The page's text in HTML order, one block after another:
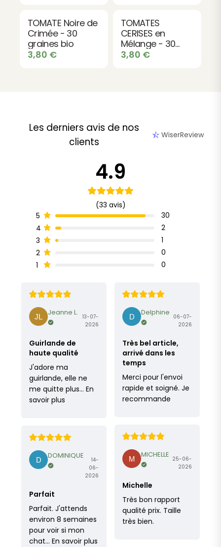
TOMATE Noire de
Crimée - 30
graines bio
3,80 €
TOMATES
CERISES en
Mélange - 30
graines bio
3,80 €
Les derniers avis de nos
clients
WiserReview
4.9
(33 avis)
5
30
4
2
3
1
2
0
1
0
Jeanne L.
13-07-
2026
Guirlande de
haute qualité
J'adore ma
guirlande, elle ne
me quitte plus… En
savoir plus
Delphine 06-07-
2026
Très bel article,
arrivé dans les
temps
Merci pour l'envoi
rapide et soigné. Je
recommande
MICHELLE 25-06-
2026
Michelle
Très bon rapport
qualité prix. Taille
très bien.
DOMINIQUE
14-
06-
2026
Parfait
Parfait. J'attends
environ 8 semaines
pour voir si mon
chat… En savoir plus